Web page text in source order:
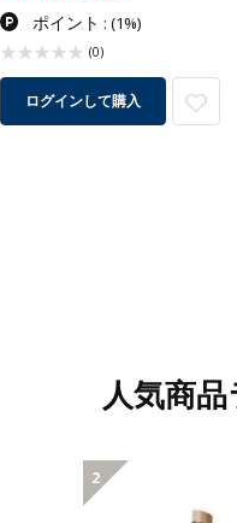
ポイント : (1%)
(0)
ログインして購入
人気商
2